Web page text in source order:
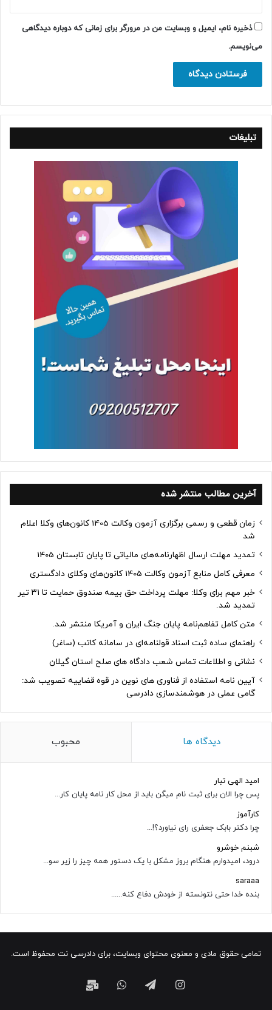
ذخیره نام، ایمیل و وبسایت من در مرورگر برای زمانی که دوباره دیدگاهی
می‌نویسم.
تبلیغات
آخرین مطالب منتشر شده
زمان قطعی و رسمی برگزاری آزمون وکالت 1405 کانون‌های وکلا اعلام
شد
تمدید مهلت ارسال اظهارنامه‌های مالیاتی تا پایان تابستان 1405
معرفی کامل منابع آزمون وکالت 1405 کانون‌های وکلای دادگستری
خبر مهم برای وکلا: مهلت پرداخت حق بیمه صندوق حمایت تا ۳۱ تیر
تمدید شد.
متن کامل تفاهم‌نامه پایان جنگ ایران و آمریکا منتشر شد.
راهنمای ساده ثبت اسناد قولنامه‌ای در سامانه کاتب (ساغر)
نشانی و اطلاعات تماس شعب دادگاه های صلح استان گیلان
آیین نامه استفاده از فناوری های نوین در قوه قضاییه تصویب شد:
گامی عملی در هوشمندسازی دادرسی
دیدگاه ها محبوب
امید الهی تبار
پس چرا الان برای ثبت نام میگن باید از محل کار نامه پایان کار...
کارآموز
چرا دکتر بابک جعفری رای نیاورد؟!...
شبنم خوشرو
درود، امیدوارم هنگام بروز مشکل با یک دستور همه چیز را زیر سو...
saraaa
بنده خدا حتی نتونسته از خودش دفاع کنه......
تمامی حقوق مادی و معنوی محتوای وبسایت، برای دادرسی نت محفوظ است.
اینستاگرامتلگرامواتس ایمیل